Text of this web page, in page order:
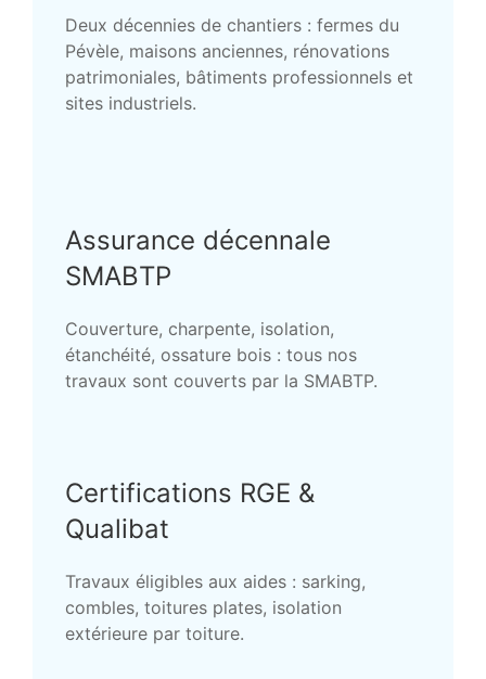
Deux décennies de chantiers : fermes du
Pévèle, maisons anciennes, rénovations
patrimoniales, bâtiments professionnels et
sites industriels.
Assurance décennale
SMABTP
Couverture, charpente, isolation,
étanchéité, ossature bois : tous nos
travaux sont couverts par la SMABTP.
Certifications RGE &
Qualibat
Travaux éligibles aux aides : sarking,
combles, toitures plates, isolation
extérieure par toiture.